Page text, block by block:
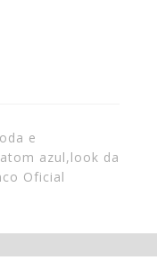
e
azul,look da
Oficial